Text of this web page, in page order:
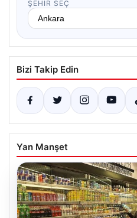
ŞEHIR SEÇ
Bizi Takip Edin
Yan Manşet